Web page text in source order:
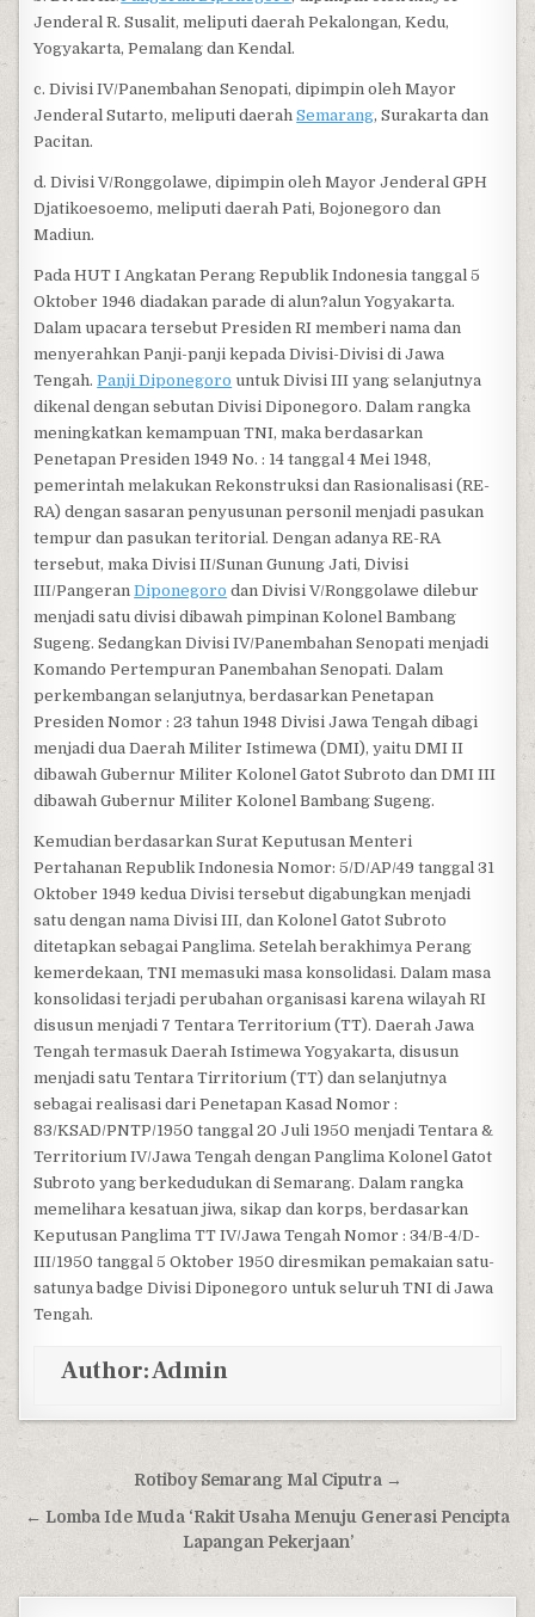
Jenderal R. Susalit, meliputi daerah Pekalongan, Kedu,
Yogyakarta, Pemalang dan Kendal.
c. Divisi IV/Panembahan Senopati, dipimpin oleh Mayor
Jenderal Sutarto, meliputi daerahSemarang, Surakarta dan
Pacitan.
d. Divisi V/Ronggolawe, dipimpin oleh Mayor Jenderal GPH
Djatikoesoemo, meliputi daerah Pati, Bojonegoro dan
Madiun.
Pada HUT I Angkatan Perang Republik Indonesia tanggal 5
Oktober 1946 diadakan parade di alun?alun Yogyakarta.
Dalam upacara tersebut Presiden RI memberi nama dan
menyerahkan Panji-panji kepada Divisi-Divisi di Jawa
Tengah.Panji Diponegoro untuk Divisi III yang selanjutnya
dikenal dengan sebutan Divisi Diponegoro. Dalam rangka
meningkatkan kemampuan TNI, maka berdasarkan
Penetapan Presiden 1949 No. : 14 tanggal 4 Mei 1948,
pemerintah melakukan Rekonstruksi dan Rasionalisasi (RE-
RA) dengan sasaran penyusunan personil menjadi pasukan
tempur dan pasukan teritorial. Dengan adanya RE-RA
tersebut, maka Divisi II/Sunan Gunung Jati, Divisi
III/PangeranDiponegoro dan Divisi V/Ronggolawe dilebur
menjadi satu divisi dibawah pimpinan Kolonel Bambang
Sugeng. Sedangkan Divisi IV/Panembahan Senopati menjadi
Komando Pertempuran Panembahan Senopati. Dalam
perkembangan selanjutnya, berdasarkan Penetapan
Presiden Nomor : 23 tahun 1948 Divisi Jawa Tengah dibagi
menjadi dua Daerah Militer Istimewa (DMI), yaitu DMI II
dibawah Gubernur Militer Kolonel Gatot Subroto dan DMI III
dibawah Gubernur Militer Kolonel Bambang Sugeng.
Kemudian berdasarkan Surat Keputusan Menteri
Pertahanan Republik Indonesia Nomor: 5/D/AP/49 tanggal 31
Oktober 1949 kedua Divisi tersebut digabungkan menjadi
satu dengan nama Divisi III, dan Kolonel Gatot Subroto
ditetapkan sebagai Panglima. Setelah berakhimya Perang
kemerdekaan, TNI memasuki masa konsolidasi. Dalam masa
konsolidasi terjadi perubahan organisasi karena wilayah RI
disusun menjadi 7 Tentara Territorium (TT). Daerah Jawa
Tengah termasuk Daerah Istimewa Yogyakarta, disusun
menjadi satu Tentara Tirritorium (TT) dan selanjutnya
sebagai realisasi dari Penetapan Kasad Nomor :
83/KSAD/PNTP/1950 tanggal 20 Juli 1950 menjadi Tentara &
Territorium IV/Jawa Tengah dengan Panglima Kolonel Gatot
Subroto yang berkedudukan di Semarang. Dalam rangka
memelihara kesatuan jiwa, sikap dan korps, berdasarkan
Keputusan Panglima TT IV/Jawa Tengah Nomor : 34/B-4/D-
III/1950 tanggal 5 Oktober 1950 diresmikan pemakaian satu-
satunya badge Divisi Diponegoro untuk seluruh TNI di Jawa
Tengah.
Author:Admin
Post navigation
Rotiboy Semarang Mal Ciputra →
← Lomba Ide Muda ‘Rakit Usaha Menuju Generasi Pencipta
Lapangan Pekerjaan’